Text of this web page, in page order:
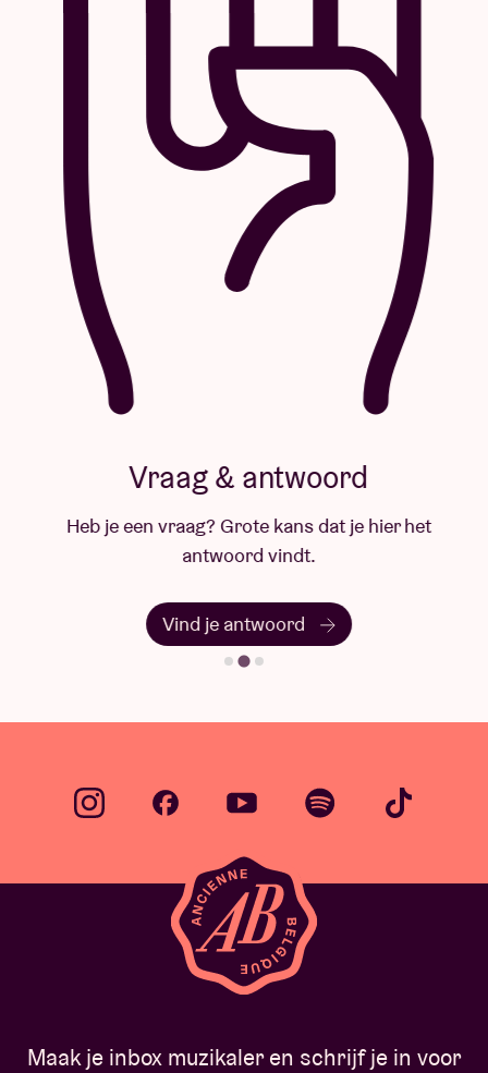
Vraag & antwoord
Heb je een vraag? Grote kans dat je hier het
antwoord vindt.
Vind je antwoord
Maak je inbox muzikaler en schrijf je in voor